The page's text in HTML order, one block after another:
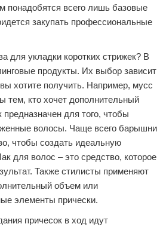
понадобятся всего лишь базовые
закупать профессиональные
для укладки коротких стрижек? В
продукты. Их выбор зависит
хотите получить. Например, мусс
тем, кто хочет дополнительный
для того, чтобы
волосы. Чаще всего барышни
чтобы создать идеальную
для волос – это средство, которое
Также стилисты применяют
объем или
элементы прически.
причесок в ход идут